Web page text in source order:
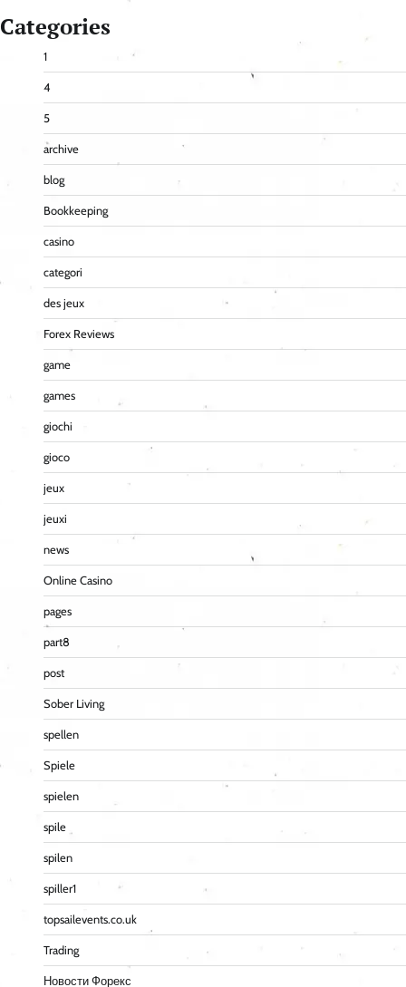
Categories
1
4
5
archive
blog
Bookkeeping
casino
categori
des jeux
Forex Reviews
game
games
giochi
gioco
jeux
jeuxi
news
Online Casino
pages
part8
post
Sober Living
spellen
Spiele
spielen
spile
spilen
spiller1
topsailevents.co.uk
Trading
Новости Форекс